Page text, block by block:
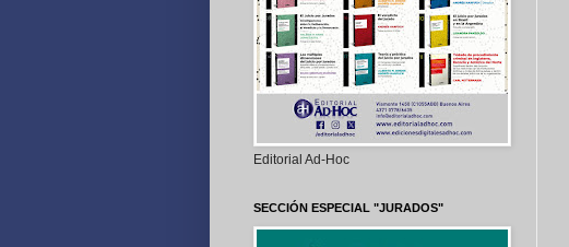
Editorial Ad-Hoc
SECCIÓN ESPECIAL "JURADOS"